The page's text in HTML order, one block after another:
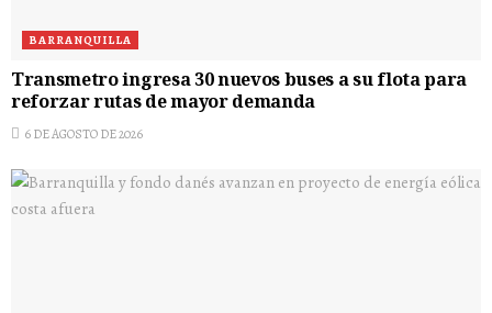
BARRANQUILLA
Transmetro ingresa 30 nuevos buses a su flota para
reforzar rutas de mayor demanda
6 DE AGOSTO DE 2026